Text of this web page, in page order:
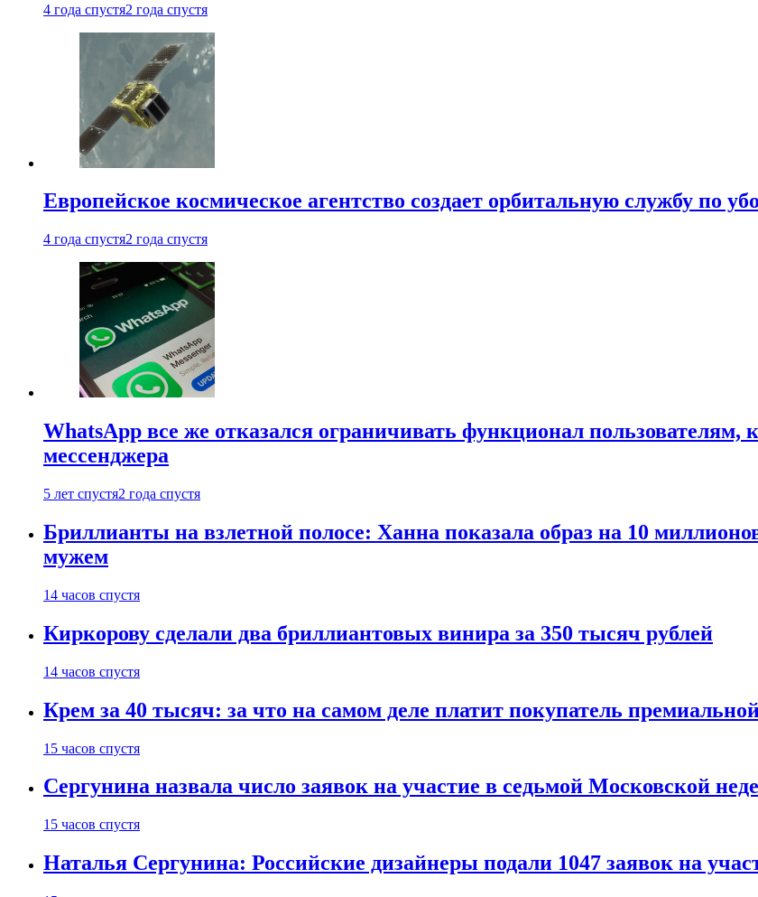
4 года спустя2 года спустя
Европейское космическое агентство создает орбитальную службу по
4 года спустя2 года спустя
WhatsApp все же отказался ограничивать функционал
мессенджера
5 лет спустя2 года спустя
Бриллианты на взлетной полосе: Ханна показала образ на 10
мужем
14 часов спустя
Киркорову сделали два бриллиантовых винира за 350 тысяч рублей
14 часов спустя
Крем за 40 тысяч: за что на самом деле платит покупатель
15 часов спустя
Сергунина назвала число заявок на участие в седьмой Московской
15 часов спустя
Наталья Сергунина: Российские дизайнеры подали 1047 заявок на